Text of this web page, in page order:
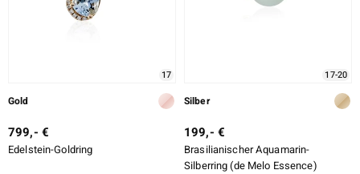
17
Gold
799,- €
Edelstein-Goldring
17-20
Silber
199,- €
Brasilianischer Aquamarin-
Silberring (de Melo Essence)